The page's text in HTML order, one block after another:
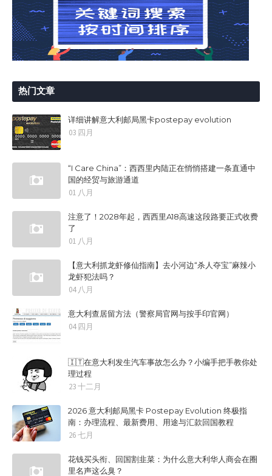
热门文章
详细讲解意大利邮局黑卡postepay evolution
03 四月
“I Care China”：西西里内陆正在悄悄搭建一条直通中
国的经贸与旅游通道
01 八月
注意了！2028年起，西西里A18高速这段路要正式收费
了
01 八月
【意大利抓龙虾修仙指南】去小河边“杀人夺宝”麻辣小
龙虾犯法吗？
04 八月
意大利查居留方法（警察局官网与按手印官网）
04 四月
🇮🇹在意大利发生汽车事故怎么办？小编手把手教你处
理过程
23 十二月
2026 意大利邮局黑卡 Postepay Evolution 终极指
南：办理流程、最新费用、用途与汇款回国教程
26 七月
花钱买头衔、回国割韭菜：为什么意大利华人商会在圈
里名声这么臭？